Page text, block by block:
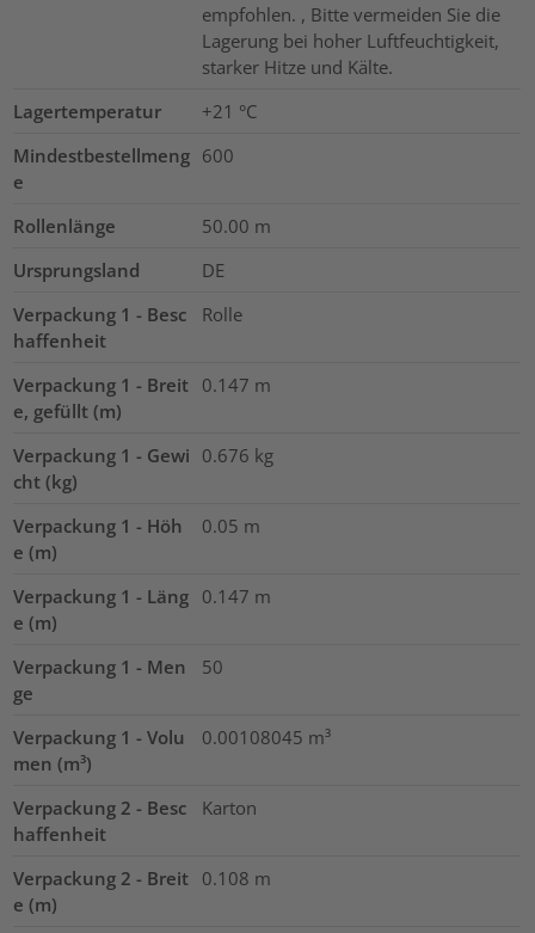
empfohlen. , Bitte vermeiden Sie die
Lagerung bei hoher Luftfeuchtigkeit,
starker Hitze und Kälte.
Lagertemperatur
+21 °C
Mindestbestellmeng
e
600
Rollenlänge 50.00 m
Ursprungsland
DE
Verpackung 1 - Besc
haffenheit
Rolle
Verpackung 1 - Breit
e, gefüllt (m)
0.147 m
Verpackung 1 - Gewi
cht (kg)
0.676 kg
Verpackung 1 - Höh
e (m)
0.05 m
Verpackung 1 - Läng
e (m)
0.147 m
Verpackung 1 - Men
ge
50
Verpackung 1 - Volu
men (m³)
0.00108045 m³
Verpackung 2 - Besc
haffenheit
Karton
Verpackung 2 - Breit
e (m)
0.108 m